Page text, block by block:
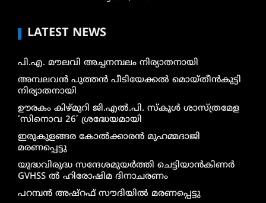
LATEST NEWS
പി.എ. മൗലവി അച്ചനമ്പലം നിര്യാതനായി
അമ്പലവൻ പുത്തൻ പീടിയേക്കൽ മൊയ്തീൻകുട്ടി
നിര്യാതനായി
ഊരകം കിഴ്മുറി ജി.എൽ.പി. സ്കൂൾ ശാസ്ത്രമേള
‘സിനൊവ 26’ ശ്രദ്ധേയമായി
ഇരുകുളങ്ങര കോൽക്കാരൻ മുഹമ്മദാജി
മരണപ്പെട്ടു
യുദ്ധവിരുദ്ധ സന്ദേശമുയർത്തി ചെട്ടിയാൻകിണർ
GVHSS ൽ ഹിരോഷിമ ദിനാചരണം
പറമ്പൻ അഷ്‌റഫ് സൗദിയിൽ മരണപ്പെട്ടു